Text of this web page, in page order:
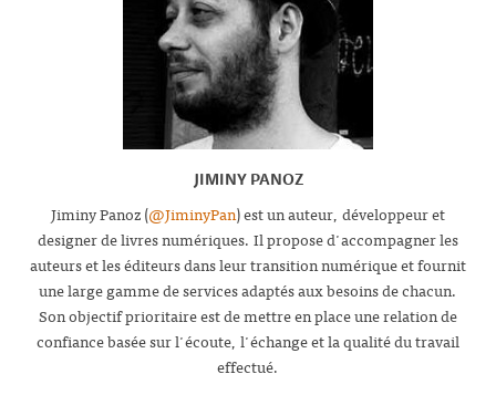
JIMINY PANOZ
Jiminy Panoz (@JiminyPan) est un auteur, développeur et
designer de livres numériques. Il propose d'accompagner les
auteurs et les éditeurs dans leur transition numérique et fournit
une large gamme de services adaptés aux besoins de chacun.
Son objectif prioritaire est de mettre en place une relation de
confiance basée sur l'écoute, l'échange et la qualité du travail
effectué.